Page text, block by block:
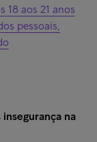
18 aos 21 anos
pessoais,
na